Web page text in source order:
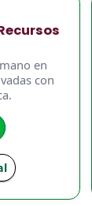
en
con